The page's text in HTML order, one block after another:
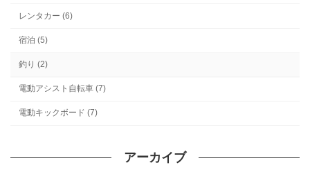
レンタカー (6)
宿泊 (5)
釣り (2)
電動アシスト自転車 (7)
電動キックボード (7)
アーカイブ